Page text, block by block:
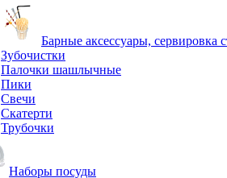
Барные аксессуары, сервировка
Зубочистки
Палочки шашлычные
Пики
Свечи
Скатерти
Трубочки
Наборы посуды